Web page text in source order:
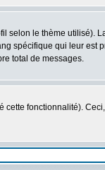
selon le thème utilisé).
spécifique qui leur est
total de messages.
fonctionnalité).